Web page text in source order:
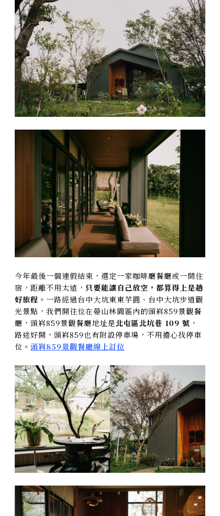
今年最後一個連假結束，選定一家咖啡廳餐廳或一間住
宿，距離不用太遠， 只要能讓自己放空，都算得上是趟
好旅程 。一路經過台中大坑東東芋圓、台中大坑步道觀
光景點，我們開往位在晏山林園區內的頭嵙859景觀餐
廳，頭嵙859景觀餐廳地址是北屯區北坑巷 109 號 ，
路途好開，頭嵙859也有附設停車場，不用擔心找停車
位。 頭嵙859景觀餐廳線上訂位